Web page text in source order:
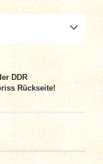
DDR
Rückseite!